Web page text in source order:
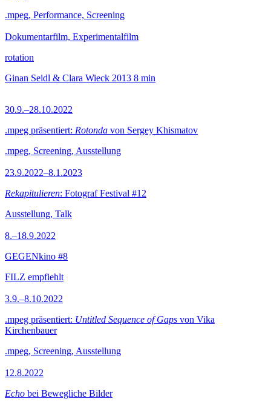
.mpeg, Performance, Screening
Dokumentarfilm, Experimentalfilm
rotation
Ginan Seidl & Clara Wieck 2013 8 min
30.9.–28.10.2022
.mpeg präsentiert: Rotonda von Sergey Khismatov
.mpeg, Screening, Ausstellung
23.9.2022–8.1.2023
Rekapitulieren: Fotograf Festival #12
Ausstellung, Talk
8.–18.9.2022
GEGENkino #8
FILZ empfiehlt
3.9.–8.10.2022
.mpeg präsentiert: Untitled Sequence of Gaps von Vika
Kirchenbauer
.mpeg, Screening, Ausstellung
12.8.2022
Echo bei Bewegliche Bilder